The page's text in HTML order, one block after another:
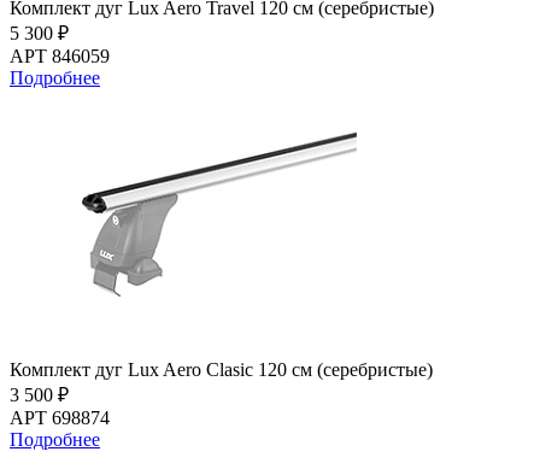
Комплект дуг Lux Aero Travel 120 см (серебристые)
5 300 ₽
АРТ 846059
Подробнее
Комплект дуг Lux Aero Clasic 120 см (серебристые)
3 500 ₽
АРТ 698874
Подробнее